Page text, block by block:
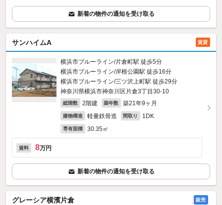
新着の物件の通知を受け取る
サンハイムA 賃貸
横浜市ブルーライン/片倉町駅 徒歩5分
横浜市ブルーライン/岸根公園駅 徒歩16分
横浜市ブルーライン/三ツ沢上町駅 徒歩29分
神奈川県横浜市神奈川区片倉3丁目30-10
総階数 2階建 築年数 築21年9ヶ月
建物構造 軽量鉄骨造 間取り 1DK
専有面積 30.35㎡
賃料 8万円
新着の物件の通知を受け取る
グレーシア横濱片倉 販売